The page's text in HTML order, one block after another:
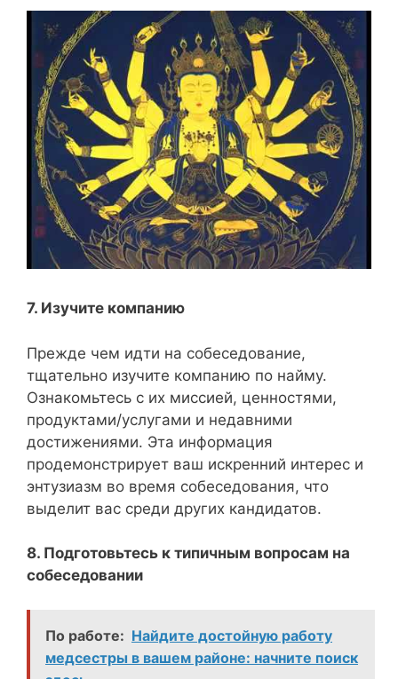
7. Изучите компанию
Прежде чем идти на собеседование,
тщательно изучите компанию по найму.
Ознакомьтесь с их миссией, ценностями,
продуктами/услугами и недавними
достижениями. Эта информация
продемонстрирует ваш искренний интерес и
энтузиазм во время собеседования, что
выделит вас среди других кандидатов.
8. Подготовьтесь к типичным вопросам на
собеседовании
По работе: Найдите достойную работу
медсестры в вашем районе: начните поиск